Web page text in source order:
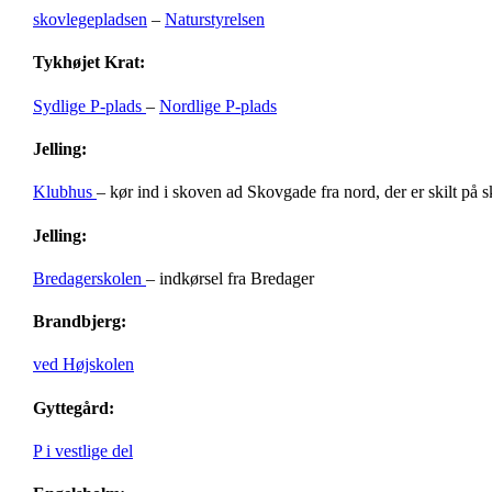
skovlegepladsen – Naturstyrelsen
Tykhøjet Krat:
Sydlige P-plads – Nordlige P-plads
Jelling:
Klubhus – kør ind i skoven ad Skovgade fra nord, der er skilt på
Jelling:
Bredagerskolen – indkørsel fra Bredager
Brandbjerg:
ved Højskolen
Gyttegård:
P i vestlige del